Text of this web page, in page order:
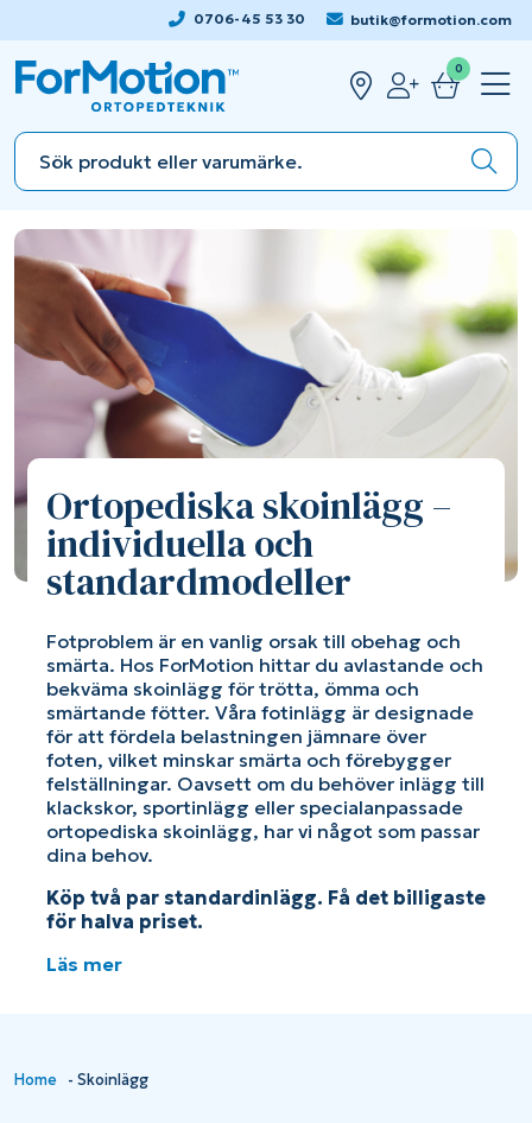
0706-45 53 30 butik@formotion.com
0
Ortopediska skoinlägg –
individuella och
standardmodeller
Fotproblem är en vanlig orsak till obehag och
smärta. Hos ForMotion hittar du avlastande och
bekväma skoinlägg för trötta, ömma och
smärtande fötter. Våra fotinlägg är designade
för att fördela belastningen jämnare över
foten, vilket minskar smärta och förebygger
felställningar. Oavsett om du behöver inlägg till
klackskor, sportinlägg eller specialanpassade
ortopediska skoinlägg, har vi något som passar
dina behov.
Köp två par standardinlägg. Få det billigaste
för halva priset.
Läs mer
Home -Skoinlägg